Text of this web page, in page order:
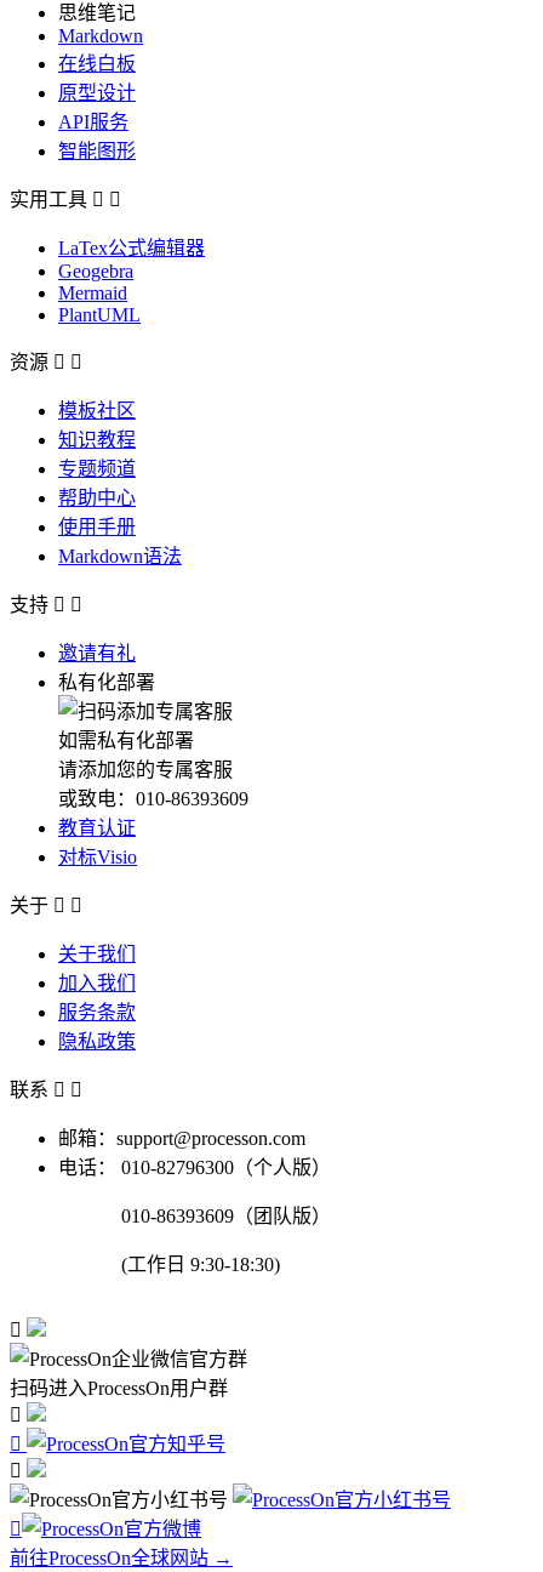
思维笔记
Markdown
在线白板
原型设计
API服务
智能图形
实用工具  
LaTex公式编辑器
Geogebra
Mermaid
PlantUML
资源  
模板社区
知识教程
专题频道
帮助中心
使用手册
Markdown语法
支持  
邀请有礼
私有化部署
如需私有化部署
请添加您的专属客服
或致电：010-86393609
教育认证
对标Visio
关于  
关于我们
加入我们
服务条款
隐私政策
联系  
邮箱：support@processon.com
电话：
010-82796300（个人版）
010-86393609（团队版）
(工作日 9:30-18:30)

扫码进入ProcessOn用户群




前往ProcessOn全球网站 →